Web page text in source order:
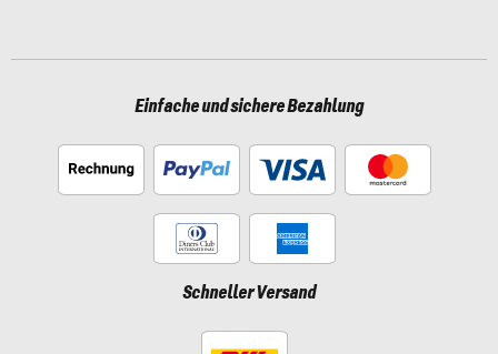
Einfache und sichere Bezahlung
Schneller Versand